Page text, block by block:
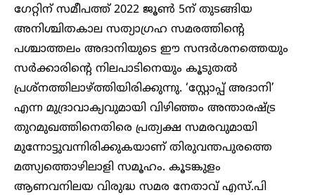
ഗേറ്റിന് സമീപത്ത് 2022 ജൂൺ 5ന് തുടങ്ങിയ
അനിശ്ചിതകാല സത്യാ​ഗ്രഹ സമരത്തിന്റെ
പശ്ചാത്തലം അദാനിയുടെ ഈ സന്ദർശനത്തെയും
സർക്കാരിന്റെ നിലപാടിനെയും കൂടുതൽ
പ്രശ്നത്തിലാഴ്ത്തിയിരിക്കുന്നു. ‘സ്റ്റോപ്പ് അദാനി’
എന്ന മുദ്രാവാക്യവുമായി വിഴിഞ്ഞം അന്താരഷ്ട്ര
തുറമുഖത്തിനെതിരെ പ്രത്യക്ഷ സമരവുമായി
മുന്നോട്ടുവന്നിരിക്കുകയാണ് തിരുവന്തപുരത്തെ
മത്സ്യത്തൊഴിലാളി സമൂഹം. കൂടങ്കുളം
ആണവനിലയ വിരുദ്ധ സമര നേതാവ് എസ്.പി